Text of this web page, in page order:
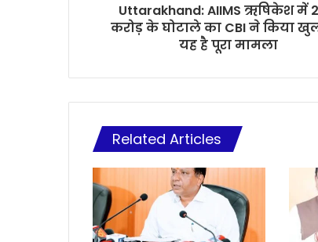
Uttarakhand: AIIMS ऋषिकेश में
करोड़ के घोटाले का CBI ने किया
यह है पूरा मामला
Related Articles